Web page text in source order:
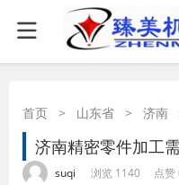
首页 > 山东省 > 济南
济南精密零件加工
suqi 浏览 1140 点赞